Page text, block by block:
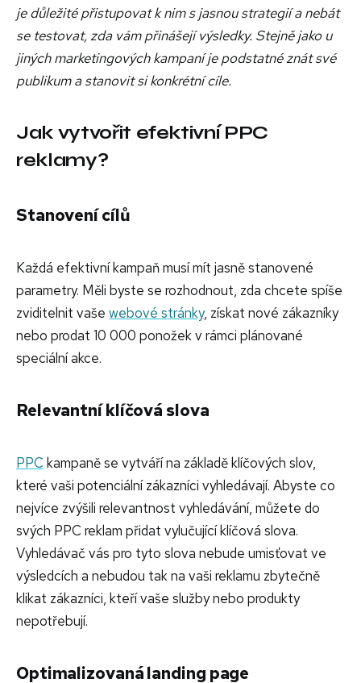
je důležité přistupovat k nim s jasnou strategií a nebát
se testovat, zda vám přinášejí výsledky. Stejně jako u
jiných marketingových kampaní je podstatné znát své
publikum a stanovit si konkrétní cíle.
Jak vytvořit efektivní PPC
reklamy?
Stanovení cílů
Každá efektivní kampaň musí mít jasně stanovené
parametry. Měli byste se rozhodnout, zda chcete spíše
zviditelnit vaše webové stránky, získat nové zákazníky
nebo prodat 10 000 ponožek v rámci plánované
speciální akce.
Relevantní klíčová slova
PPC kampaně se vytváří na základě klíčových slov,
které vaši potenciální zákazníci vyhledávají. Abyste co
nejvíce zvýšili relevantnost vyhledávání, můžete do
svých PPC reklam přidat vylučující klíčová slova.
Vyhledávač vás pro tyto slova nebude umisťovat ve
výsledcích a nebudou tak na vaši reklamu zbytečně
klikat zákazníci, kteří vaše služby nebo produkty
nepotřebují.
Optimalizovaná landing page